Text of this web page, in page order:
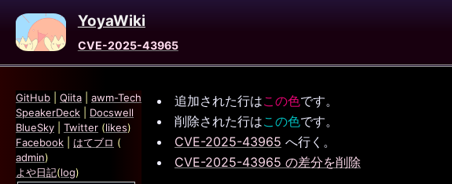
YoyaWiki
CVE-2025-43965
追加された行はこの色です。
削除された行はこの色です。
CVE-2025-43965 へ行く。
CVE-2025-43965 の差分を削除
GitHub Qiita
awm-Tech
SpeakerDeck
Docswell
BlueSky
Twitter (likes)
Facebook
はてブロ (
admin)
よや日記(log)